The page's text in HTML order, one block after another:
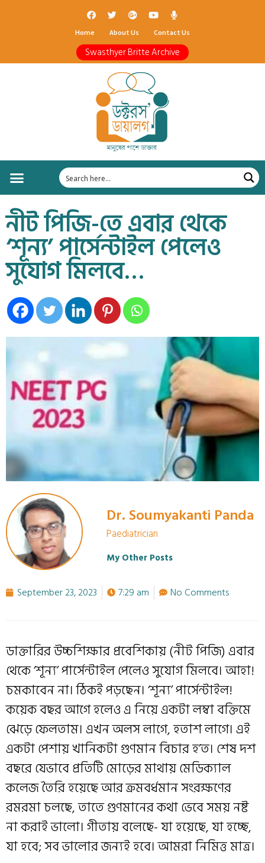
Home About Us Contact Us
Swasthyer Britte Archive
নীট পিজি-তে এবার থেকে
‘শূন্য’ পার্সেন্টাইল পেলেও
সুযোগ মিলবে…
Dr. Soumyakanti Panda
Paediatrician
My Other Posts
September 23, 2023 7:29 am No Comments
ডাক্তারির উচ্চশিক্ষার প্রবেশিকায় (নীট পিজি) এবার
থেকে ‘শূন্য’ পার্সেন্টাইল পেলেও সুযোগ মিলবে। আহা!
চমকাবেন না। ঠিকই পড়ছেন। ‘শূন্য’ পার্সেন্টাইল!
কয়েক বছর আগে হলেও এ নিয়ে একটা লম্বা বক্তিমে
ঝেড়ে ফেলতাম। এখন অলস লাগে, হতাশ লাগে। এই
একটা পেশায় খানিকটা গুণমান বিচার হ’ত। শেষ দশ
বছরে যেভাবে প্রতিটি মোড়ের মাথায় মেডিক্যাল
কলেজ তৈরি হয়েছে আর ক্রমবর্ধমান সংরক্ষণের
রমরমা চলছে, তাতে গুণমানের কথা ভেবে সময় নষ্ট
না করাই ভালো। গীতায় বলেছে- যা হয়েছে, যা হচ্ছে,
যা হবে; সব ভালোর জন্যই হবে। আমরা নিমিত্ত মাত্র।